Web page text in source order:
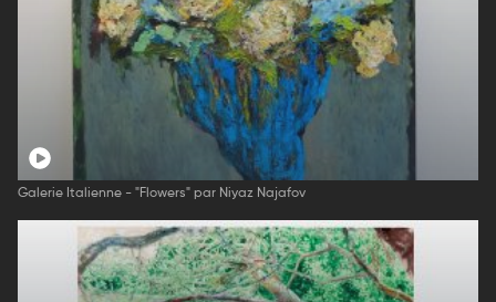
Galerie Italienne - "Flowers" par Niyaz Najafov